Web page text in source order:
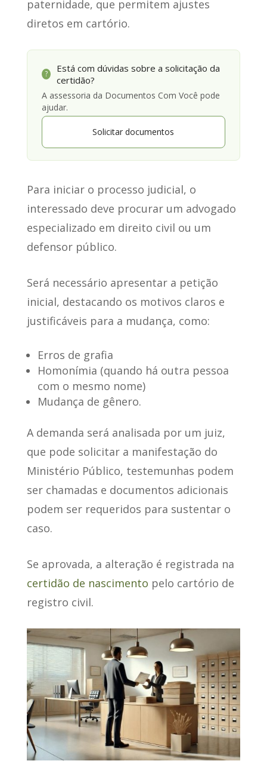
paternidade, que permitem ajustes
diretos em cartório.
?
Está com dúvidas sobre a solicitação da
certidão?
A assessoria da Documentos Com Você pode
ajudar.
Solicitar documentos
Para iniciar o processo judicial, o
interessado deve procurar um advogado
especializado em direito civil ou um
defensor público.
Será necessário apresentar a petição
inicial, destacando os motivos claros e
justificáveis para a mudança, como:
Erros de grafia
Homonímia (quando há outra pessoa
com o mesmo nome)
Mudança de gênero.
A demanda será analisada por um juiz,
que pode solicitar a manifestação do
Ministério Público, testemunhas podem
ser chamadas e documentos adicionais
podem ser requeridos para sustentar o
caso.
Se aprovada, a alteração é registrada na
certidão de nascimento pelo cartório de
registro civil.